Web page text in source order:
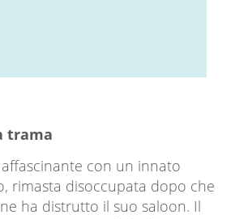
trama
con un innato
rimasta disoccupata dopo che
ha distrutto il suo saloon. Il